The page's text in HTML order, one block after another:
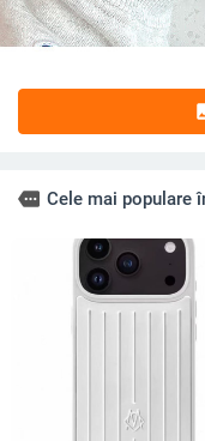
more Cele mai populare